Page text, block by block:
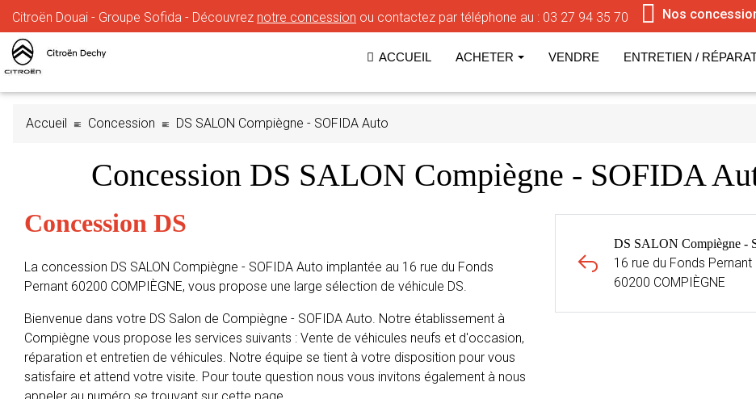
Citroën Douai - Groupe Sofida - Découvrez notre concession ou contactez par téléphone au : 03 27 94 35 70 Nos
ACCUEIL ACHETER VENDRE ENTRETIEN /
Accueil Concession DS SALON Compiègne - SOFIDA Auto
Concession DS SALON Compiègne - SOFIDA
DS SALON Compiègne -
16 rue du Fonds Pernant
60200 COMPIÈGNE
Concession DS
La concession DS SALON Compiègne - SOFIDA Auto implantée au 16 rue du Fonds
Pernant 60200 COMPIÈGNE, vous propose une large sélection de véhicule DS.
Bienvenue dans votre DS Salon de Compiègne - SOFIDA Auto. Notre établissement à
Compiègne vous propose les services suivants : Vente de véhicules neufs et d'occasion,
réparation et entretien de véhicules. Notre équipe se tient à votre disposition pour vous
satisfaire et attend votre visite. Pour toute question nous vous invitons également à nous